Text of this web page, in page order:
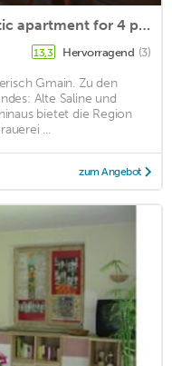
Apartment 3 large, spacious attic apartment for 4 people, 62 square meters
13,3 Hervorragend (3)
Gmain. Zu den
Alte Saline und
bietet die Region
...
zum Angebot